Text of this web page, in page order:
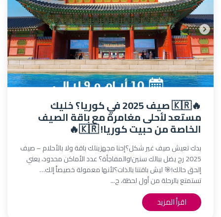
🔥🇰🇷 صيف 2025 في كوريا؟ خليك
مستعد لأحلى مغامرة مع باقة الصيف
الخاصة من حبيت كوريا! 🇰🇷🔥
بدك تعيش صيف غير شكل؟إحنا مجهزينلك باقة ولا بالأحلام – صيف
2025 رح يضل ببالك سنين!والمفاجأة؟ عدد الأماكن محدود، يعني
إلحق حالك!🎯 ليش باقتنا بالذات؟لأنها معمولة خصيصاً إلك…
تستمتع بالرحلة من أول لحظة، ح...
اقرأ المزيد